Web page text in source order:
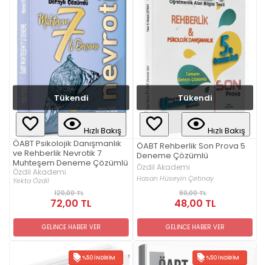
Tükendi
Hızlı Bakış
ÖABT Psikolojik Danışmanlık
ve Rehberlik Nevrotik 7
Muhteşem Deneme Çözümlü
Özdil Akademi
Yekta Özdil
120,00 TL
72,00 TL
GELİNCE HABER VER
Tükendi
Hızlı Bakış
ÖABT Rehberlik Son Prova 5
Deneme Çözümlü
Özdil Akademi
Hasan Hüseyin Çetinay
80,00 TL
48,00 TL
GELİNCE HABER VER
%50 İNDIRIM %50 İNDIRIM